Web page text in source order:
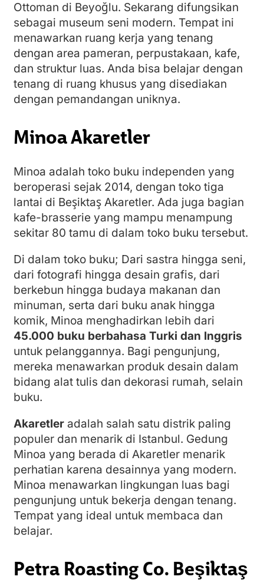
Ottoman di Beyoğlu. Sekarang difungsikan
sebagai museum seni modern. Tempat ini
menawarkan ruang kerja yang tenang
dengan area pameran, perpustakaan, kafe,
dan struktur luas. Anda bisa belajar dengan
tenang di ruang khusus yang disediakan
dengan pemandangan uniknya.
Minoa Akaretler
Minoa adalah toko buku independen yang
beroperasi sejak 2014, dengan toko tiga
lantai di Beşiktaş Akaretler. Ada juga bagian
kafe-brasserie yang mampu menampung
sekitar 80 tamu di dalam toko buku tersebut.
Di dalam toko buku; Dari sastra hingga seni,
dari fotografi hingga desain grafis, dari
berkebun hingga budaya makanan dan
minuman, serta dari buku anak hingga
komik, Minoa menghadirkan lebih dari
45.000 buku berbahasa Turki dan Inggris
untuk pelanggannya. Bagi pengunjung,
mereka menawarkan produk desain dalam
bidang alat tulis dan dekorasi rumah, selain
buku.
Akaretler adalah salah satu distrik paling
populer dan menarik di Istanbul. Gedung
Minoa yang berada di Akaretler menarik
perhatian karena desainnya yang modern.
Minoa menawarkan lingkungan luas bagi
pengunjung untuk bekerja dengan tenang.
Tempat yang ideal untuk membaca dan
belajar.
Petra Roasting Co. Beşiktaş